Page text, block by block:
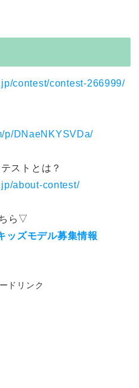
contest/contest-266999/
p/DNaeNKYSVDa/
ストとは？
about-contest/
ら▽
ッズモデル募集情報
ドリンク